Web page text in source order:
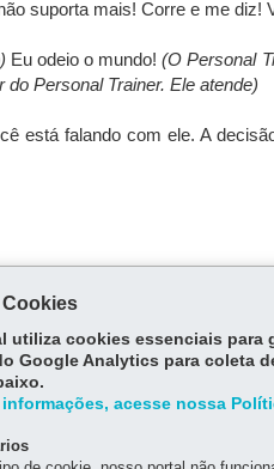
suporta mais! Corre e me diz!
Eu odeio o mundo!(O Personal
Personal Trainer. Ele atende)
está falando com ele. A
Grande do Sul). Também
utiliza cookies essenciais para
Google Analytics para coleta
informações, acesse nossa